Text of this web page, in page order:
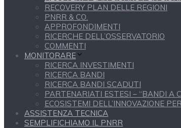
RECOVERY PLAN DELLE REGIONI
PNRR & CO.
APPROFONDIMENTI
RICERCHE DELL’OSSERVATORIO
COMMENTI
MONITORARE
RICERCA INVESTIMENTI
RICERCA BANDI
RICERCA BANDI SCADUTI
PARTENARIATI ESTESI – “BANDI A
ECOSISTEMI DELL’INNOVAZIONE
ASSISTENZA TECNICA
SEMPLIFICHIAMO IL PNRR